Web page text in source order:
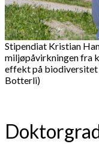
Stipendiat Kristian
miljøpåvirkningen fra
effekt på biodiversitet
Botterli)